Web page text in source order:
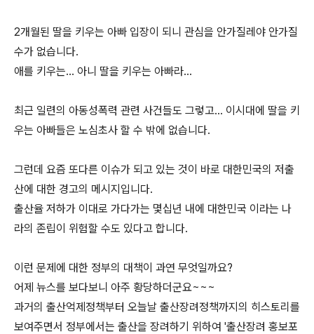
2개월된 딸을 키우는 아빠 입장이 되니 관심을 안가질레야 안가질
수가 없습니다.
애를 키우는... 아니 딸을 키우는 아빠라...
최근 일련의 아동성폭력 관련 사건들도 그렇고... 이시대에 딸을 키
우는 아빠들은 노심초사 할 수 밖에 없습니다.
그런데 요즘 또다른 이슈가 되고 있는 것이 바로 대한민국의 저출
산에 대한 경고의 메시지입니다.
출산율 저하가 이대로 가다가는 몇십년 내에 대한민국 이라는 나
라의 존립이 위험할 수도 있다고 합니다.
이런 문제에 대한 정부의 대책이 과연 무엇일까요?
어제 뉴스를 보다보니 아주 황당하더군요~~~
과거의 출산억제정책부터 오늘날 출산장려정책까지의 히스토리를
보여주면서 정부에서는 출산을 장려하기 위하여 '출산장려 홍보포